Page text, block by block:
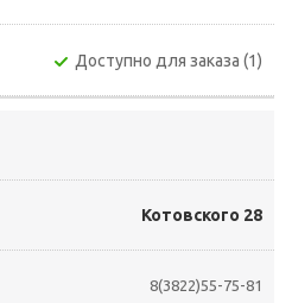
Доступно для заказа (1)
Котовского 28
8(3822)55-75-81